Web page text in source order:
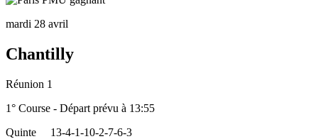
mardi 28 avril
Chantilly
Réunion 1
1° Course - Départ prévu à 13:55
Quinte
13-4-1-10-2-7-6-3